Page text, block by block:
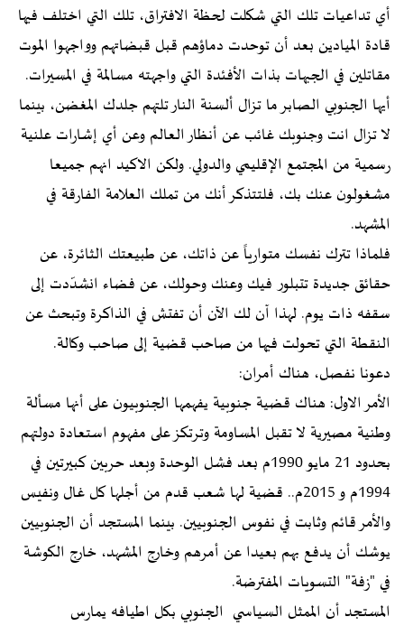
أي تداعيات تلك التي شكلت لحظة الافتراق، تلك التي اختلف فيها
قادة الميادين بعد أن توحدت دماؤهم قبل قبضاتهم وواجهوا الموت
مقاتلين في الجبهات بذات الأفئدة التي واجهته مسالمة في المسيرات.
أيها الجنوبي الصابر ما تزال ألسنة النار تلتهم جلدك المغضن، بينما
لا تزال انت وجنوبك غائب عن أنظار العالم وعن أي إشارات علنية
رسمية من المجتمع الإقليمي والدولي. ولكن الاكيد انهم جميعا
مشغولون عنك بك، فلتتذكر أنك من تملك العلامة الفارقة في
المشهد.
فلماذا تترك نفسك متوارياً عن ذاتك، عن طبيعتك الثائرة، عن
حقائق جديدة تتبلور فيك وعنك وحولك، عن فضاء انشدّدت إلى
سقفه ذات يوم. لهذا آن لك الآن أن تفتش في الذاكرة وتبحث عن
النقطة التي تحولت فيها من صاحب قضية إلى صاحب وكالة.
دعونا نفصل، هناك أمران:
الأمر الاول: هناك قضية جنوبية يفهمها الجنوبيون على أنها مسألة
وطنية مصيرية لا تقبل المساومة وترتكز على مفهوم استعادة دولتهم
بحدود 21 مايو 1990م بعد فشل الوحدة وبعد حربين كبيرتين في
1994م و 2015م.. قضية لها شعب قدم من أجلها كل غال ونفيس
والأمر قائم وثابت في نفوس الجنوبيين. بينما المستجد أن الجنوبيين
يوشك أن يدفع بهم بعيدا عن أمرهم وخارج المشهد، خارج الكوشة
في "زفة" التسويات المفترضة.
المستجد أن الممثل السياسي الجنوبي بكل اطيافه يمارس